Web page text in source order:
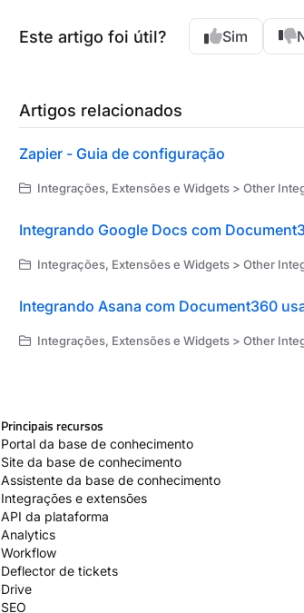
Este artigo foi útil? Sim
Artigos relacionados
Zapier - Guia de configuração
Integrações, Extensões e Widgets > Other
Integrando Google Docs com
Integrações, Extensões e Widgets > Other Integrations &
Integrando Asana com Document360
Integrações, Extensões e Widgets > Other Integrations &
Principais recursos
Portal da base de conhecimento
Site da base de conhecimento
Assistente da base de conhecimento
Integrações e extensões
API da plataforma
Analytics
Workflow
Deflector de tickets
Drive
SEO